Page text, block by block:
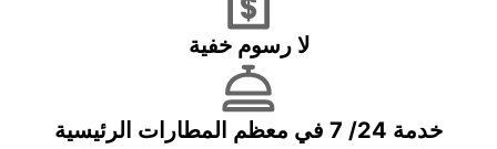
لا رسوم خفية
خدمة 24/ 7 في معظم المطارات الرئيسية